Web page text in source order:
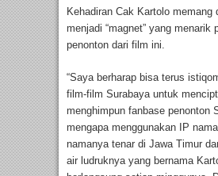
Kehadiran Cak Kartolo memang
menjadi “magnet” yang menarik
penonton dari film ini.
“Saya berharap bisa terus
film-film Surabaya untuk
menghimpun fanbase penonton
mengapa menggunakan IP
namanya tenar di Jawa Timur
air ludruknya yang bernama